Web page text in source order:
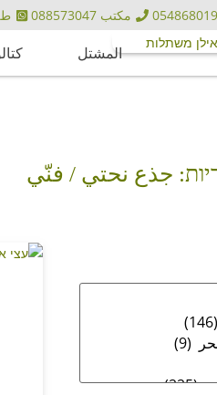
مكتب 088573047
المشتل
جذع نحتي / فنّي